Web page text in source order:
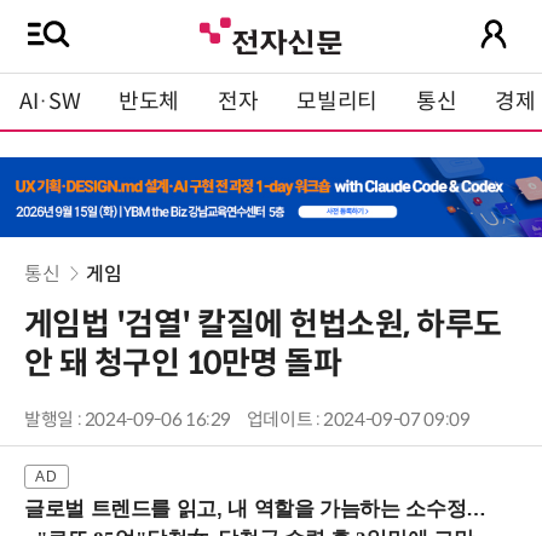
AI·SW 반도체 전자 모빌리티 통신 경제
통신 게임
게임법 '검열' 칼질에 헌법소원, 하루도
안 돼 청구인 10만명 돌파
발행일 : 2024-09-06 16:29 업데이트 : 2024-09-07 09:09
글로벌 트렌드를 읽고, 내 역할을 가늠하는 소수정예 실습 워크숍 (8/28 신논현역)